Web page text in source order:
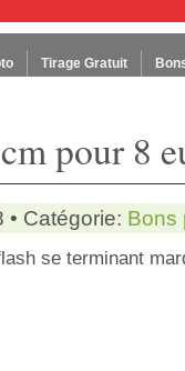
Tirage Gratuit
pour 8
• Catégorie: Bons
se terminant